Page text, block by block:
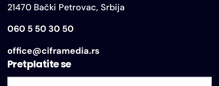
21470 Bački Petrovac, Srbija
060 5 50 30 50
office@ciframedia.rs
Pretplatite se